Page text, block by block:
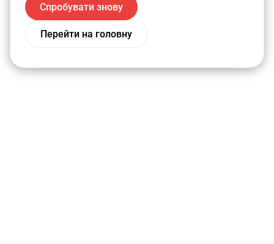
Спробувати знову
Перейти на головну